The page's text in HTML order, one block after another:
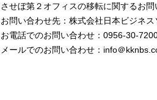
させぼ第２オフィスの移転に関するお
お問い合わせ先：株式会社日本ビジネ
お電話でのお問い合わせ：0956-30-
メールでのお問い合わせ：info＠